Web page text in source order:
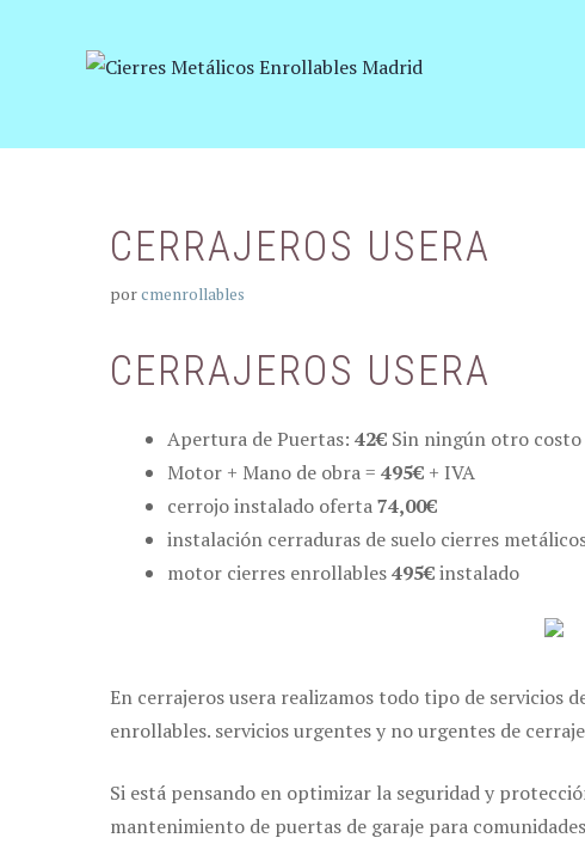
CERRAJEROS USERA
porcmenrollables
CERRAJEROS USERA
Apertura de Puertas: 42€ Sin ningún otro costo
Motor + Mano de obra = 495€ + IVA
cerrojo instalado oferta74,00€
instalación cerraduras de suelo cierres
motor cierres enrollables495€instalado
En cerrajeros usera realizamos todo tipo de servicios
enrollables. servicios urgentes y no urgentes de
Si está pensando en optimizar la seguridad y
mantenimiento de puertas de garaje para